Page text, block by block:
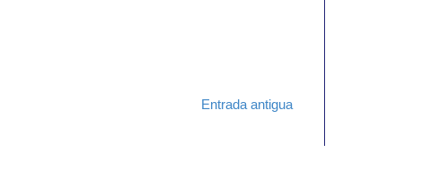
Entrada antigua